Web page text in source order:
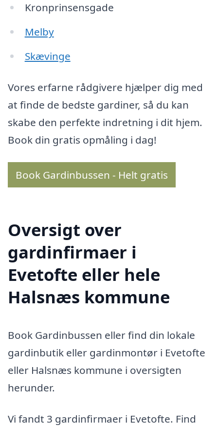
Kronprinsensgade
Melby
Skævinge
Vores erfarne rådgivere hjælper dig med
at finde de bedste gardiner, så du kan
skabe den perfekte indretning i dit hjem.
Book din gratis opmåling i dag!
Book Gardinbussen - Helt gratis
Oversigt over
gardinfirmaer i
Evetofte eller hele
Halsnæs kommune
Book Gardinbussen eller find din lokale
gardinbutik eller gardinmontør i Evetofte
eller Halsnæs kommune i oversigten
herunder.
Vi fandt 3 gardinfirmaer i Evetofte. Find